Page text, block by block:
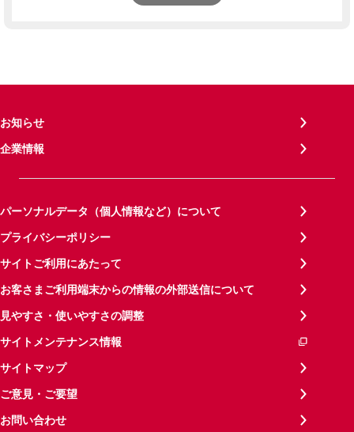
お知らせ
企業情報
パーソナルデータ（個人情報など）について
プライバシーポリシー
サイトご利用にあたって
お客さまご利用端末からの情報の外部送信について
見やすさ・使いやすさの調整
サイトメンテナンス情報
サイトマップ
ご意見・ご要望
お問い合わせ